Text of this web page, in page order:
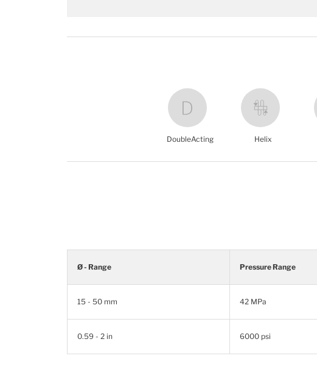
DoubleActing Helix
Ø - Range Pressure Range
15 - 50 mm 42 MPa
0.59 - 2 in 6000 psi